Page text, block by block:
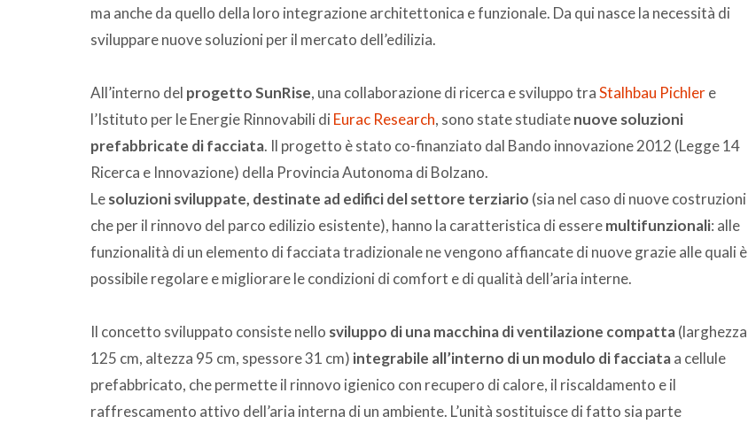
ma anche da quello della loro integrazione architettonica e funzionale. Da qui nasce la necessità di
sviluppare nuove soluzioni per il mercato dell’edilizia.
All’interno del progetto SunRise, una collaborazione di ricerca e sviluppo traStalhbau Pichlere
l’Istituto per le Energie Rinnovabili di Eurac Research, sono state studiatenuove soluzioni
prefabbricate di facciata. Il progetto è stato co-finanziato dal Bando innovazione 2012 (Legge 14
Ricerca e Innovazione) della Provincia Autonoma di Bolzano.
Lesoluzioni sviluppate, destinate ad edifici del settore terziario (sia nel caso di nuove costruzioni
che per il rinnovo del parco edilizio esistente), hanno la caratteristica di esseremultifunzionali: alle
funzionalità di un elemento di facciata tradizionale ne vengono affiancate di nuove grazie alle quali è
possibile regolare e migliorare le condizioni di comfort e di qualità dell’aria interne.
Il concetto sviluppato consiste nello sviluppo di una macchina di ventilazione compatta(larghezza
125 cm, altezza 95 cm, spessore 31 cm) integrabile all’interno di un modulo di facciataa cellule
prefabbricato, che permette il rinnovo igienico con recupero di calore, il riscaldamento e il
raffrescamento attivo dell’aria interna di un ambiente. L’unità sostituisce di fatto sia parte